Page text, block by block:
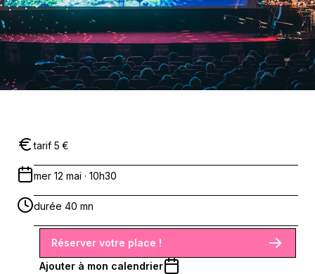
tarif 5 €
mer 12 mai · 10h30
durée 40 mn
Réserver votre place !
Ajouter à mon calendrier